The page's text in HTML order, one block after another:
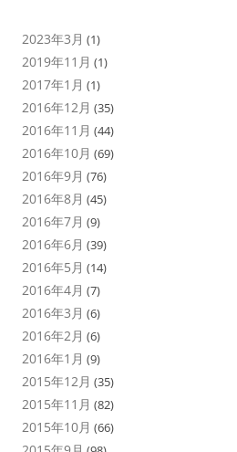
2023年3月 (1)
2019年11月 (1)
2017年1月 (1)
2016年12月 (35)
2016年11月 (44)
2016年10月 (69)
2016年9月 (76)
2016年8月 (45)
2016年7月 (9)
2016年6月 (39)
2016年5月 (14)
2016年4月 (7)
2016年3月 (6)
2016年2月 (6)
2016年1月 (9)
2015年12月 (35)
2015年11月 (82)
2015年10月 (66)